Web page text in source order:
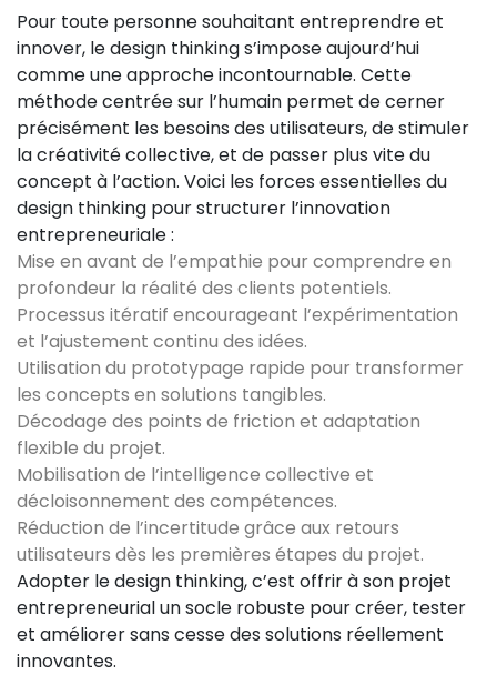
Pour toute personne souhaitant entreprendre et
innover, le design thinking s’impose aujourd’hui
comme une approche incontournable. Cette
méthode centrée sur l’humain permet de cerner
précisément les besoins des utilisateurs, de stimuler
la créativité collective, et de passer plus vite du
concept à l’action. Voici les forces essentielles du
design thinking pour structurer l’innovation
entrepreneuriale :
Mise en avant de l’empathie pour comprendre en
profondeur la réalité des clients potentiels.
Processus itératif encourageant l’expérimentation
et l’ajustement continu des idées.
Utilisation du prototypage rapide pour transformer
les concepts en solutions tangibles.
Décodage des points de friction et adaptation
flexible du projet.
Mobilisation de l’intelligence collective et
décloisonnement des compétences.
Réduction de l’incertitude grâce aux retours
utilisateurs dès les premières étapes du projet.
Adopter le design thinking, c’est offrir à son projet
entrepreneurial un socle robuste pour créer, tester
et améliorer sans cesse des solutions réellement
innovantes.